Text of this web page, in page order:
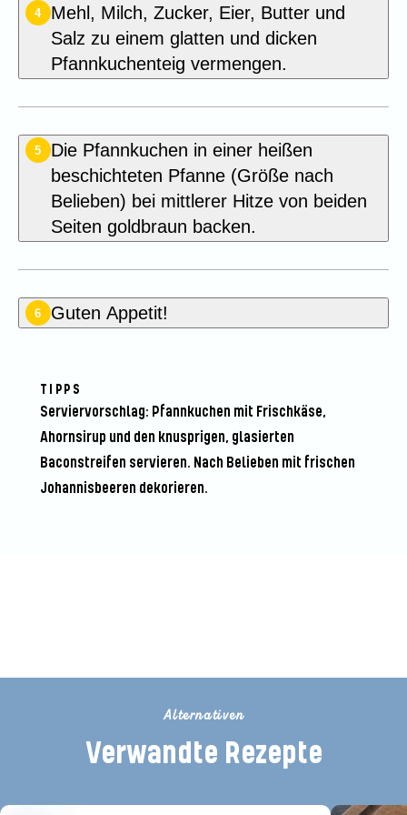
4
Mehl, Milch, Zucker, Eier, Butter und
Salz zu einem glatten und dicken
Pfannkuchenteig vermengen.
5
Die Pfannkuchen in einer heißen
beschichteten Pfanne (Größe nach
Belieben) bei mittlerer Hitze von beiden
Seiten goldbraun backen.
6 Guten Appetit!
TIPPS
Serviervorschlag: Pfannkuchen mit Frischkäse,
Ahornsirup und den knusprigen, glasierten
Baconstreifen servieren. Nach Belieben mit frischen
Johannisbeeren dekorieren.
Alternativen
Verwandte Rezepte